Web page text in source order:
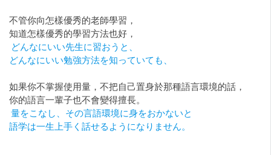
不管你向怎樣優秀的老師學習，
知道怎樣優秀的學習方法也好，
どんなにいい先生に習おうと、
どんなにいい勉強方法を知っていても、
如果你不掌握使用量，不把自己置身於那種語言環境的話，
你的語言一輩子也不會變得擅長。
量をこなし、その言語環境に身をおかないと
語学は一生上手く話せるようになりません。